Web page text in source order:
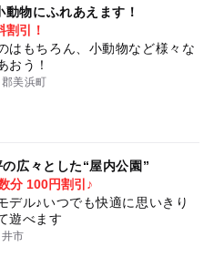
物にふれあえます！
割引！
はもちろん、小動物など様々な
おう！
美浜町
広々とした“屋内公園”
分 100円割引♪
デル♪いつでも快適に思いきり
遊べます
市